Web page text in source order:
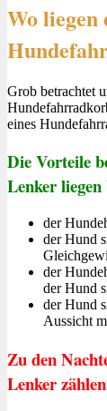
Wo liegen
Grob betrachtet
eines
Die Vorteile
Lenker liegen
der
der Hund
der
der Hund
der Hund
Aussicht
Zu den
Lenker